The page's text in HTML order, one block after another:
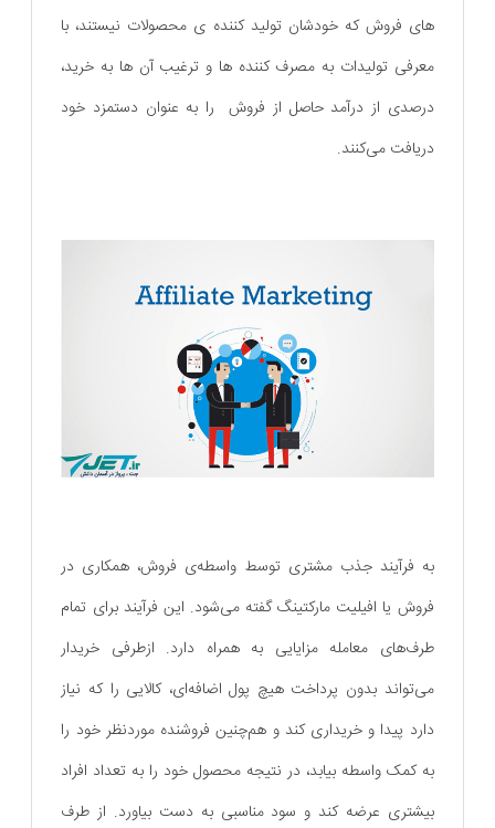
های فروش که خودشان تولید کننده ی محصولات نیستند، با
معرفی تولیدات به مصرف کننده ها و ترغیب آن ها به خرید،
درصدی از درآمد حاصل از فروش را به عنوان دستمزد خود
دریافت می‌کنند.
به فرآیند جذب مشتری توسط واسطه‌ی فروش، همکاری در
فروش یا افیلیت مارکتینگ گفته ‌می‌شود. این فرآیند برای تمام
طرف‌های معامله مزایایی به همراه دارد. ازطرفی خریدار
می‌تواند بدون پرداخت هیچ پول اضافه‌ای، کالایی را که نیاز
دارد پیدا و خریداری کند و هم‌چنین فروشنده موردنظر خود را
به کمک واسطه بیابد، در نتیجه محصول خود را به تعداد افراد
بیشتری عرضه کند و سود مناسبی به دست بیاورد. از طرف